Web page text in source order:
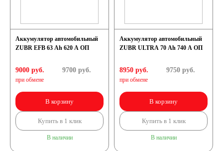
Аккумулятор автомобильный
ZUBR EFB 63 Ah 620 A ОП
9000 руб.
при обмене
9700руб.
В корзину
Купить в 1 клик
В наличии
Аккумулятор автомобильный
ZUBR ULTRA 70 Ah 740 A ОП
8950 руб.
при обмене
9750руб.
В корзину
Купить в 1 клик
В наличии